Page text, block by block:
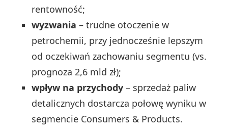
rentowność;
wyzwania – trudne otoczenie w
petrochemii, przy jednocześnie lepszym
od oczekiwań zachowaniu segmentu (vs.
prognoza 2,6 mld zł);
wpływ na przychody – sprzedaż paliw
detalicznych dostarcza połowę wyniku w
segmencie Consumers & Products.